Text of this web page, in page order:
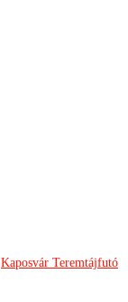
Kaposvár Teremtájfutó